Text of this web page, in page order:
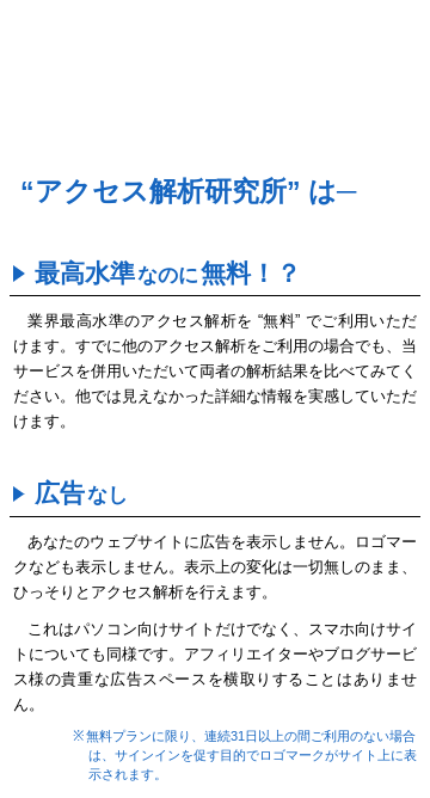
“アクセス解析研究所” は─
最高水準なのに無料！？
業界最高水準のアクセス解析を “無料” でご利用いただ
けます。すでに他のアクセス解析をご利用の場合でも、当
サービスを併用いただいて両者の解析結果を比べてみてく
ださい。他では見えなかった詳細な情報を実感していただ
けます。
広告なし
あなたのウェブサイトに広告を表示しません。ロゴマー
クなども表示しません。表示上の変化は一切無しのまま、
ひっそりとアクセス解析を行えます。
これはパソコン向けサイトだけでなく、スマホ向けサイ
トについても同様です。アフィリエイターやブログサービ
ス様の貴重な広告スペースを横取りすることはありませ
ん。
無料プランに限り、連続31日以上の間ご利用のない場合
は、サインインを促す目的でロゴマークがサイト上に表
示されます。